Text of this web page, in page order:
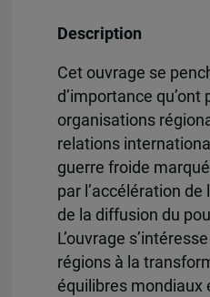
Description
Cet ouvrage se
d’importance qu’ont
organisations
relations
guerre froide
par l’accélération
de la diffusion du
L’ouvrage
régions à la
équilibres mondiaux